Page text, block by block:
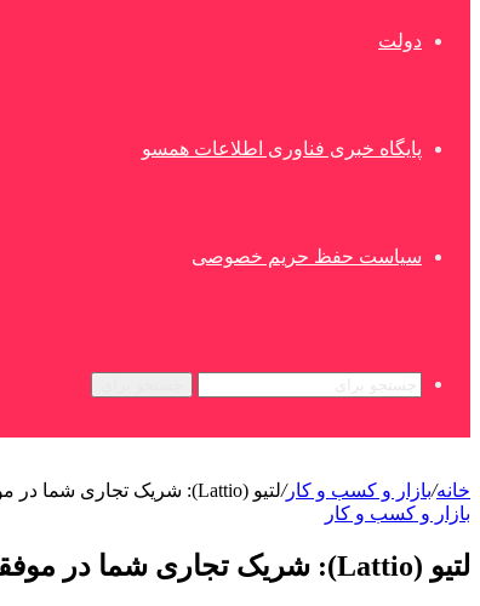
دولت
پایگاه خبری فناوری اطلاعات همسو
سیاست حفظ حریم خصوصی
خانه/بازار و کسب و کار/لتیو (Lattio): شریک تجاری شما در موفقیت کافه | پخش عمده قهوه و پودریجات تخصصی
بازار و کسب و کار
لتیو (Lattio): شریک تجاری شما در موفقیت کافه | پخش عمده قهوه و پودریجات تخصصی